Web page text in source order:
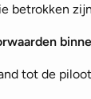
betrokken
tot de